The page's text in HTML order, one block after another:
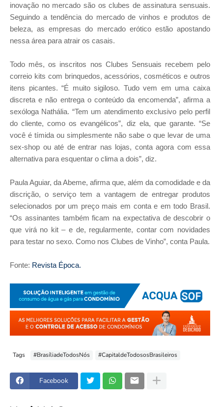
inovação no mercado são os clubes de assinatura sensuais.
Seguindo a tendência do mercado de vinhos e produtos de
beleza, as empresas do mercado erótico estão apostando
nessa área para atrair os casais.
Todo mês, os inscritos nos Clubes Sensuais recebem pelo
correio kits com brinquedos, acessórios, cosméticos e outros
itens picantes. “É muito sigiloso. Tudo vem em uma caixa
discreta e não entrega o conteúdo da encomenda”, afirma a
sexóloga Nathália. “Tem um atendimento exclusivo pelo perfil
do cliente, como os evangélicos”, diz ela, que garante. “Se
você é tímida ou simplesmente não sabe o que levar de uma
sex-shop ou até de entrar nas lojas, conta agora com essa
alternativa para esquentar o clima a dois”, diz.
Paula Aguiar, da Abeme, afirma que, além da comodidade e da
discrição, o serviço tem a vantagem de entregar produtos
selecionados por um preço mais em conta e em todo Brasil.
“Os assinantes também ficam na expectativa de descobrir o
que virá no kit – e de, regularmente, contar com novidades
para testar no sexo. Como nos Clubes de Vinho”, conta Paula.
Fonte: Revista Época.
Tags #BrasíliadeTodosNós #CapitaldeTodososBrasileiros
Facebook